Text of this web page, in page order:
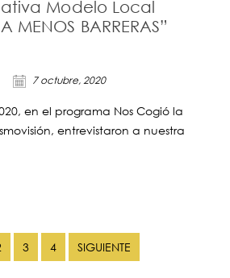
Modelo Local
MENOS BARRERAS”
7 octubre, 2020
en el programa Nos Cogió la
entrevistaron a nuestra
3 4 SIGUIENTE